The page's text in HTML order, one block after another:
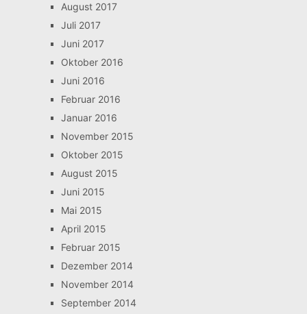
August 2017
Juli 2017
Juni 2017
Oktober 2016
Juni 2016
Februar 2016
Januar 2016
November 2015
Oktober 2015
August 2015
Juni 2015
Mai 2015
April 2015
Februar 2015
Dezember 2014
November 2014
September 2014